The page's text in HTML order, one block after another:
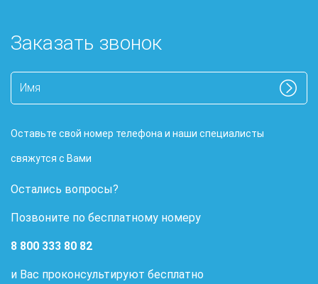
Заказать звонок
Оставьте свой номер телефона и наши специалисты
свяжутся с Вами
Остались вопросы?
Позвоните по бесплатному номеру
8 800 333 80 82
и Вас проконсультируют бесплатно